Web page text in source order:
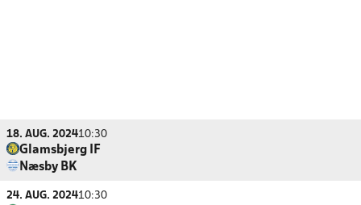
18. AUG. 202410:30
Glamsbjerg IF
Næsby BK
24. AUG. 202410:30